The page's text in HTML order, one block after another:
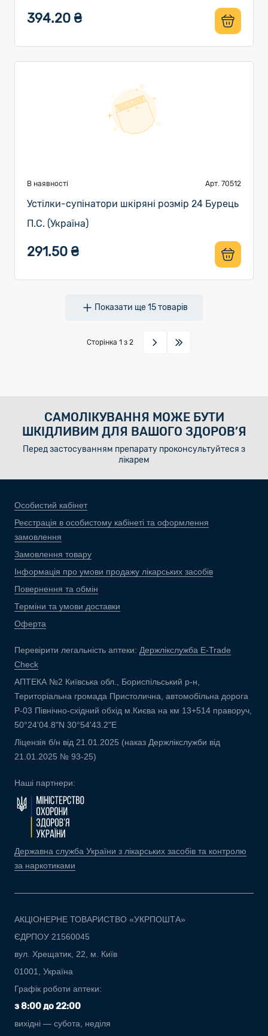
394.20 ₴
В наявності Арт. 70512
Устілки-супінатори шкіряні розмір 24 Бурець
П.С. (Україна)
291.50 ₴
Показати ще15товарів
Сторінка 1 з 2
САМОЛІКУВАННЯ МОЖЕ БУТИ
ШКІДЛИВИМ ДЛЯ ВАШОГО ЗДОРОВ’Я
Перед застосуванням препарату проконсультуйтеся з
лікарем
Особистий кабінет
Реєстрація в особистому кабінеті та оформлення
замовлення
Замовлення товару
Інформація про умови продажу лікарських засобів
Повернення та обмін
Терміни та умови доставки
Оферта
Перевірити легальність аптеки: Держлікслужба E-Trade
Check
АПТЕКА №2 Київська обл., Бориспільський р-н,
Територіальна громада Пристолична, автомобільна дорога
Р-03 Північно-східний обхід м.Києва на км 13+514 праворуч,
50°24'04.8"N 30°54'43.2"E
Ліцензія б/н від 21.01.2025 (наказ Держлікслужби від
21.01.2025 № 93-25)
Наші партнери:
Державна служба України з лікарських засобів та контролю
за наркотиками
АКЦІОНЕРНЕ ТОВАРИСТВО «УКРПОШТА»
ЄДРПОУ 21560045
вул. Хрещатик, 22, м. Київ
01001, Україна
Графік роботи аптеки:
з 8:00 до 22:00
вихідні — субота, неділя